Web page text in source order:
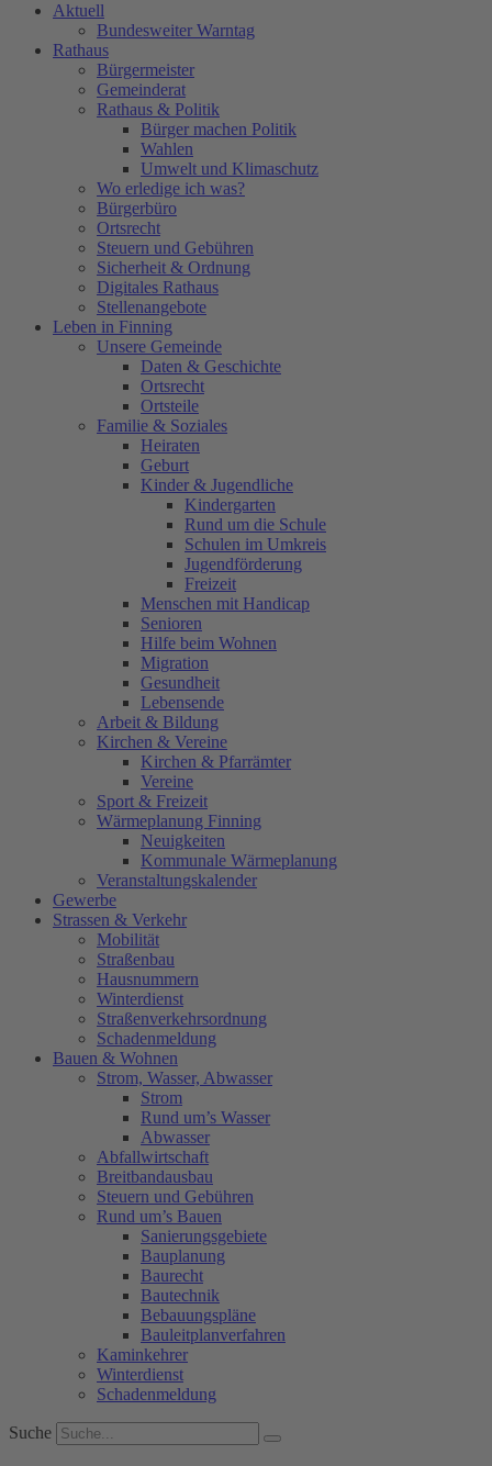
Aktuell
Bundesweiter Warntag
Rathaus
Bürgermeister
Gemeinderat
Rathaus & Politik
Bürger machen Politik
Wahlen
Umwelt und Klimaschutz
Wo erledige ich was?
Bürgerbüro
Ortsrecht
Steuern und Gebühren
Sicherheit & Ordnung
Digitales Rathaus
Stellenangebote
Leben in Finning
Unsere Gemeinde
Daten & Geschichte
Ortsrecht
Ortsteile
Familie & Soziales
Heiraten
Geburt
Kinder & Jugendliche
Kindergarten
Rund um die Schule
Schulen im Umkreis
Jugendförderung
Freizeit
Menschen mit Handicap
Senioren
Hilfe beim Wohnen
Migration
Gesundheit
Lebensende
Arbeit & Bildung
Kirchen & Vereine
Kirchen & Pfarrämter
Vereine
Sport & Freizeit
Wärmeplanung Finning
Neuigkeiten
Kommunale Wärmeplanung
Veranstaltungskalender
Gewerbe
Strassen & Verkehr
Mobilität
Straßenbau
Hausnummern
Winterdienst
Straßenverkehrsordnung
Schadenmeldung
Bauen & Wohnen
Strom, Wasser, Abwasser
Strom
Rund um’s Wasser
Abwasser
Abfallwirtschaft
Breitbandausbau
Steuern und Gebühren
Rund um’s Bauen
Sanierungsgebiete
Bauplanung
Baurecht
Bautechnik
Bebauungspläne
Bauleitplanverfahren
Kaminkehrer
Winterdienst
Schadenmeldung
Suche